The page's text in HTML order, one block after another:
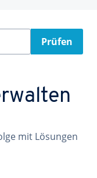
Prüfen
mit Lösungen